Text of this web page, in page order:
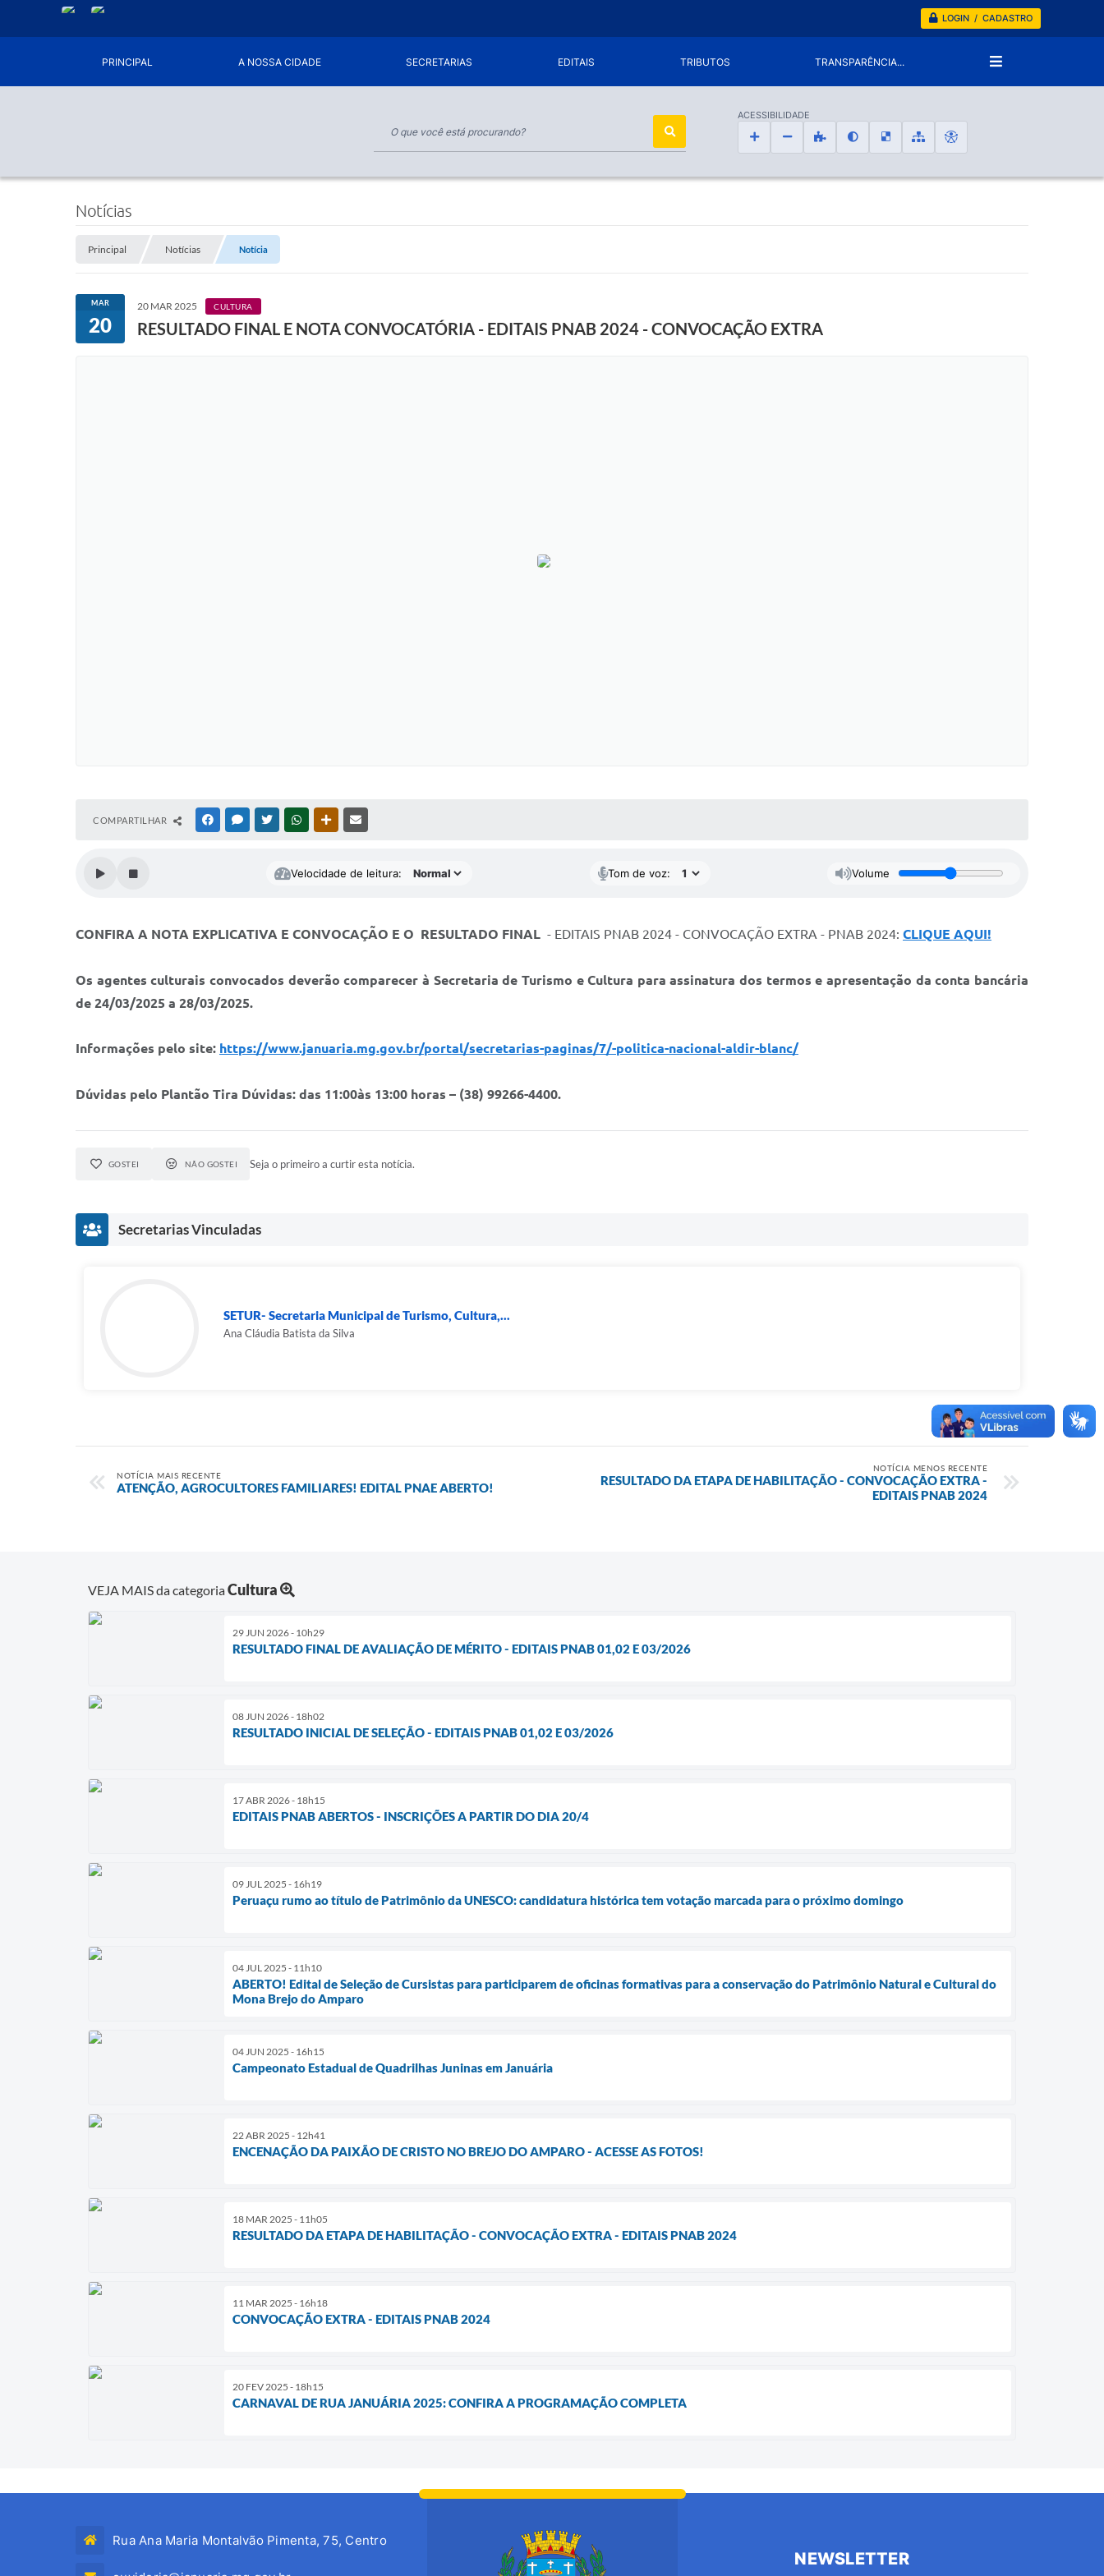
LOGIN / CADASTRO
PRINCIPAL A NOSSA CIDADE SECRETARIAS EDITAIS TRIBUTOS TRANSPARÊNCIA...
ACESSIBILIDADE
Notícias
Principal Notícias Notícia
MAR
20
20 MAR 2025 CULTURA
RESULTADO FINAL E NOTA CONVOCATÓRIA - EDITAIS PNAB 2024 - CONVOCAÇÃO EXTRA
COMPARTILHAR FACEBOOKMESSENGER
TWITTERWHATSAPPOUTRAS MÍDIAS
Velocidade de leitura: Tom de voz: Volume
CONFIRA A NOTA EXPLICATIVA E CONVOCAÇÃO E O RESULTADO FINAL - EDITAIS PNAB 2024 - CONVOCAÇÃO EXTRA - PNAB 2024: CLIQUE AQUI!
Os agentes culturais convocados deverão comparecer à Secretaria de Turismo e Cultura para assinatura dos termos e apresentação da conta bancária
de 24/03/2025 a 28/03/2025.
Informações pelo site: https://www.januaria.mg.gov.br/portal/secretarias-paginas/7/-politica-nacional-aldir-blanc/
Dúvidas pelo Plantão Tira Dúvidas: das 11:00às 13:00 horas – (38) 99266-4400.
GOSTEI NÃO GOSTEI Seja o primeiro a curtir esta notícia.
Secretarias Vinculadas
SETUR- Secretaria Municipal de Turismo, Cultura,...
Ana Cláudia Batista da Silva
NOTÍCIA MAIS RECENTE
ATENÇÃO, AGROCULTORES FAMILIARES! EDITAL PNAE ABERTO!
NOTÍCIA MENOS RECENTE
RESULTADO DA ETAPA DE HABILITAÇÃO - CONVOCAÇÃO EXTRA -
EDITAIS PNAB 2024
VEJA MAIS da categoriaCultura
29 JUN 2026 - 10h29
RESULTADO FINAL DE AVALIAÇÃO DE MÉRITO - EDITAIS PNAB 01,02 E 03/2026
08 JUN 2026 - 18h02
RESULTADO INICIAL DE SELEÇÃO - EDITAIS PNAB 01,02 E 03/2026
17 ABR 2026 - 18h15
EDITAIS PNAB ABERTOS - INSCRIÇÕES A PARTIR DO DIA 20/4
09 JUL 2025 - 16h19
Peruaçu rumo ao título de Patrimônio da UNESCO: candidatura histórica tem votação marcada para o próximo domingo
04 JUL 2025 - 11h10
ABERTO! Edital de Seleção de Cursistas para participarem de oficinas formativas para a conservação do Patrimônio Natural e Cultural do
Mona Brejo do Amparo
04 JUN 2025 - 16h15
Campeonato Estadual de Quadrilhas Juninas em Januária
22 ABR 2025 - 12h41
ENCENAÇÃO DA PAIXÃO DE CRISTO NO BREJO DO AMPARO - ACESSE AS FOTOS!
18 MAR 2025 - 11h05
RESULTADO DA ETAPA DE HABILITAÇÃO - CONVOCAÇÃO EXTRA - EDITAIS PNAB 2024
11 MAR 2025 - 16h18
CONVOCAÇÃO EXTRA - EDITAIS PNAB 2024
20 FEV 2025 - 18h15
CARNAVAL DE RUA JANUÁRIA 2025: CONFIRA A PROGRAMAÇÃO COMPLETA
Rua Ana Maria Montalvão Pimenta, 75, Centro
NEWSLETTER